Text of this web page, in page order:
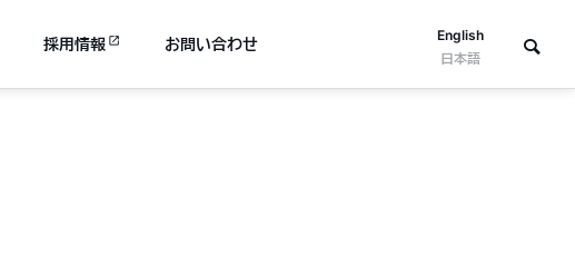
English
日本語
採用情報 お問い合わせ